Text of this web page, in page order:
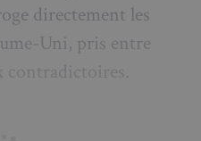
directement les
Uni, pris entre